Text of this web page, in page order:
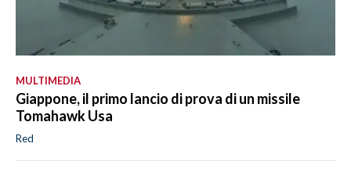
MULTIMEDIA
Giappone, il primo lancio di prova di un missile
Tomahawk Usa
Red